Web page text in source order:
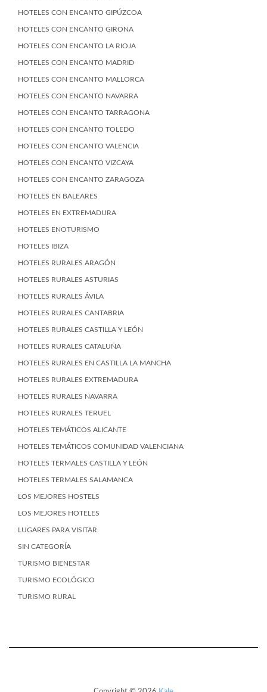
HOTELES CON ENCANTO GIPÚZCOA
HOTELES CON ENCANTO GIRONA
HOTELES CON ENCANTO LA RIOJA
HOTELES CON ENCANTO MADRID
HOTELES CON ENCANTO MALLORCA
HOTELES CON ENCANTO NAVARRA
HOTELES CON ENCANTO TARRAGONA
HOTELES CON ENCANTO TOLEDO
HOTELES CON ENCANTO VALENCIA
HOTELES CON ENCANTO VIZCAYA
HOTELES CON ENCANTO ZARAGOZA
HOTELES EN BALEARES
HOTELES EN EXTREMADURA
HOTELES ENOTURISMO
HOTELES IBIZA
HOTELES RURALES ARAGÓN
HOTELES RURALES ASTURIAS
HOTELES RURALES ÁVILA
HOTELES RURALES CANTABRIA
HOTELES RURALES CASTILLA Y LEÓN
HOTELES RURALES CATALUÑA
HOTELES RURALES EN CASTILLA LA MANCHA
HOTELES RURALES EXTREMADURA
HOTELES RURALES NAVARRA
HOTELES RURALES TERUEL
HOTELES TEMÁTICOS ALICANTE
HOTELES TEMÁTICOS COMUNIDAD VALENCIANA
HOTELES TERMALES CASTILLA Y LEÓN
HOTELES TERMALES SALAMANCA
LOS MEJORES HOSTELS
LOS MEJORES HOTELES
LUGARES PARA VISITAR
SIN CATEGORÍA
TURISMO BIENESTAR
TURISMO ECOLÓGICO
TURISMO RURAL